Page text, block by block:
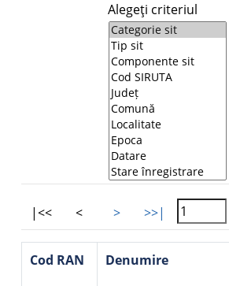
Alegeţi criteriul
|<< < > >>|
Cod RAN Denumire